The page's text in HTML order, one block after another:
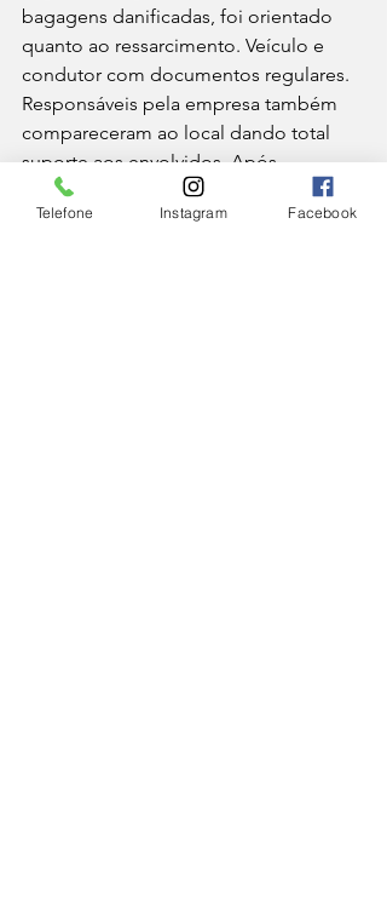
bagagens danificadas, foi orientado
quanto ao ressarcimento. Veículo e
condutor com documentos regulares.
Responsáveis pela empresa também
compareceram ao local dando total
suporte aos envolvidos. Após
liberação, o veículo removido do local.
Telefone Instagram Facebook